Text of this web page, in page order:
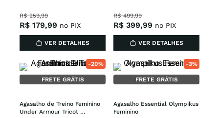
R$ 259,99
R$ 179,99 no PIX
VER DETALHES
R$ 499,99
R$ 399,99 no PIX
VER DETALHES
-20%
FRETE GRÁTIS
Agasalho de Treino Feminino
Under Armour Tricot
-3%
FRETE GRÁTIS
Agasalho Essential Olympikus
Feminino